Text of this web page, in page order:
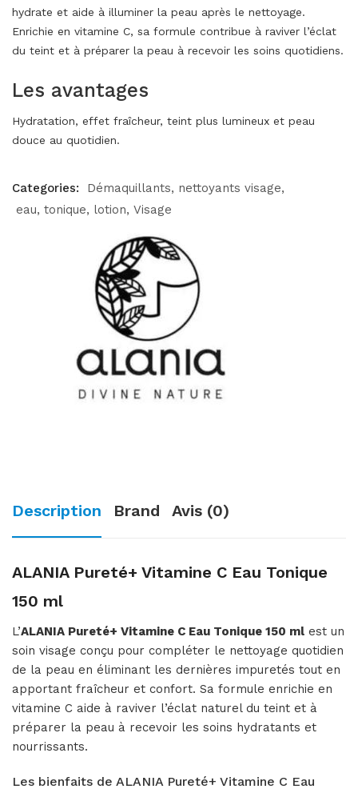
hydrate et aide à illuminer la peau après le nettoyage.
Enrichie en vitamine C, sa formule contribue à raviver l’éclat
du teint et à préparer la peau à recevoir les soins quotidiens.
Les avantages
Hydratation, effet fraîcheur, teint plus lumineux et peau
douce au quotidien.
Categories:
Démaquillants, nettoyants visage
eau, tonique, lotion Visage
Description Brand Avis (0)
ALANIA Pureté+ Vitamine C Eau Tonique
150 ml
L’ALANIA Pureté+ Vitamine C Eau Tonique 150 ml est un
soin visage conçu pour compléter le nettoyage quotidien
de la peau en éliminant les dernières impuretés tout en
apportant fraîcheur et confort. Sa formule enrichie en
vitamine C aide à raviver l’éclat naturel du teint et à
préparer la peau à recevoir les soins hydratants et
nourrissants.
Les bienfaits de ALANIA Pureté+ Vitamine C Eau